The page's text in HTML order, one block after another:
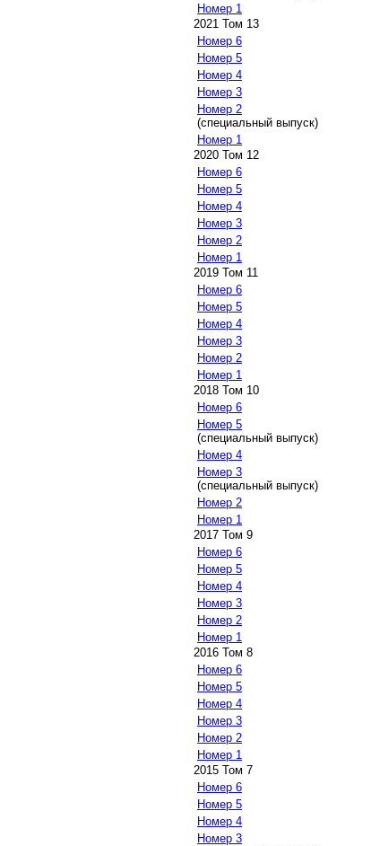
Номер 1
2021 Том 13
Номер 6
Номер 5
Номер 4
Номер 3
Номер 2
(специальный выпуск)
Номер 1
2020 Том 12
Номер 6
Номер 5
Номер 4
Номер 3
Номер 2
Номер 1
2019 Том 11
Номер 6
Номер 5
Номер 4
Номер 3
Номер 2
Номер 1
2018 Том 10
Номер 6
Номер 5
(специальный выпуск)
Номер 4
Номер 3
(специальный выпуск)
Номер 2
Номер 1
2017 Том 9
Номер 6
Номер 5
Номер 4
Номер 3
Номер 2
Номер 1
2016 Том 8
Номер 6
Номер 5
Номер 4
Номер 3
Номер 2
Номер 1
2015 Том 7
Номер 6
Номер 5
Номер 4
Номер 3